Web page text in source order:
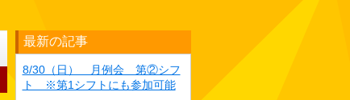
最新の記事
8/30（日） 月例会 第②シフ
ト ※第1シフトにも参加可能